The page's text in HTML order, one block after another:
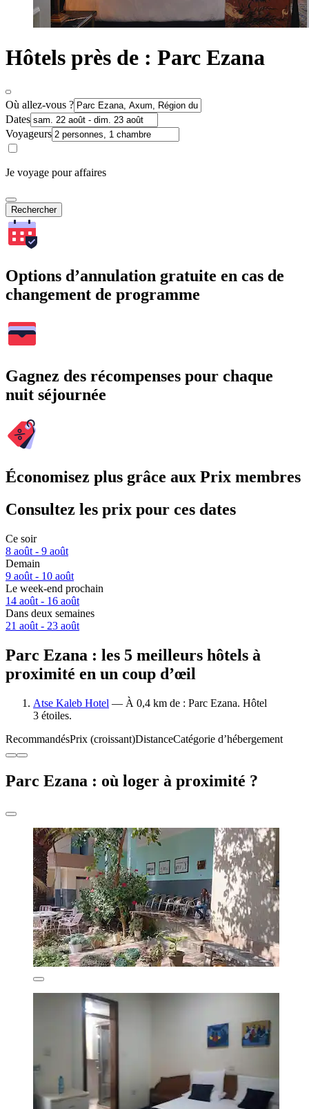
Hôtels près de : Parc Ezana
Où allez-vous ?
Dates
Voyageurs
Je voyage pour affaires
Rechercher
Options d’annulation gratuite en cas de
changement de programme
Gagnez des récompenses pour chaque
nuit séjournée
Économisez plus grâce aux Prix membres
Consultez les prix pour ces dates
Ce soir
8 août - 9 août
Demain
9 août - 10 août
Le week-end prochain
14 août - 16 août
Dans deux semaines
21 août - 23 août
Parc Ezana : les 5 meilleurs hôtels à
proximité en un coup d’œil
Atse Kaleb Hotel — À 0,4 km de : Parc Ezana. Hôtel
3 étoiles.
RecommandésPrix (croissant)DistanceCatégorie d’hébergement
Parc Ezana : où loger à proximité ?